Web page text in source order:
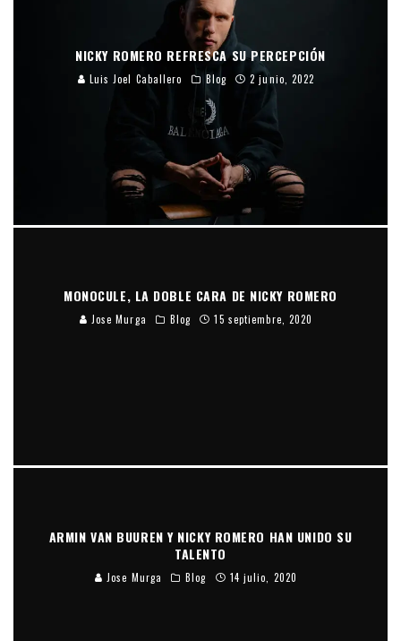
NICKY ROMERO REFRESCA SU PERCEPCIÓN
Luis Joel Caballero Blog 2 junio, 2022
MONOCULE, LA DOBLE CARA DE NICKY ROMERO
Jose Murga Blog 15 septiembre, 2020
ARMIN VAN BUUREN Y NICKY ROMERO HAN UNIDO SU
TALENTO
Jose Murga Blog 14 julio, 2020